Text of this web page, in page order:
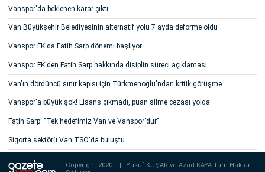
Vanspor'da beklenen karar çıktı
Van Büyükşehir Belediyesinin alternatif yolu 7 ayda deforme oldu
Vanspor FK'da Fatih Sarp dönemi başlıyor
Vanspor FK'den Fatih Sarp hakkında disiplin süreci açıklaması
Van'ın dördüncü sınır kapısı için Türkmenoğlu'ndan kritik görüşme
Vanspor'a büyük şok! Lisans çıkmadı, puan silme cezası yolda
Fatih Sarp: "Tek hedefimiz Van ve Vanspor'dur"
Sigorta sektörü Van TSO'da buluştu
Copyright 2020 Yusuf KUŞAR veAzad KAYATüm Hakları